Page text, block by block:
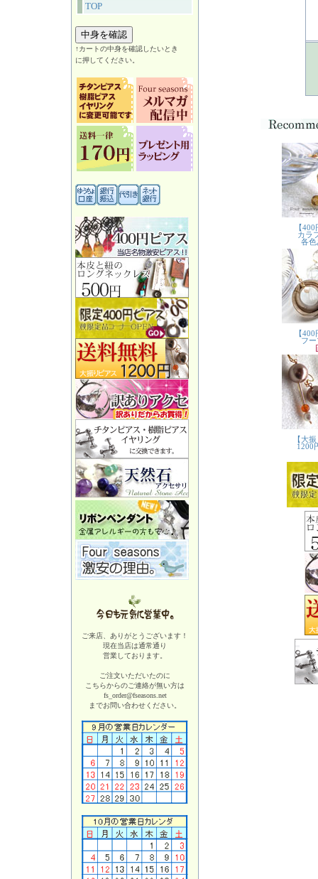
TOP
↑カートの中身を確認したいとき
に押してください。
ご来店、ありがとうございます！
現在当店は通常通り
営業しております。
ご注文いただいたのに
こちらからのご連絡が無い方は
fs_order@fseasons.net
までお問い合わせください。